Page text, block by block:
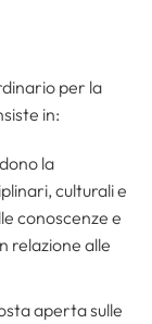
per la
in:
la
culturali e
conoscenze e
relazione alle
aperta sulle